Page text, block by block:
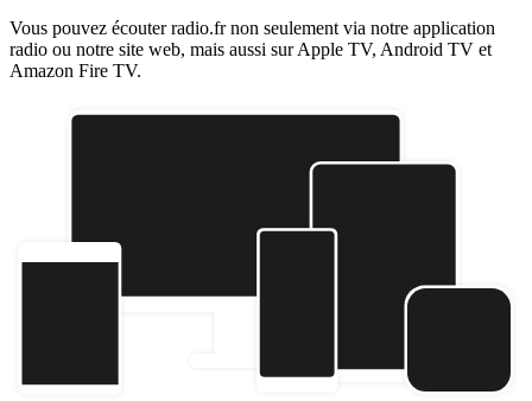
Vous pouvez écouter radio.fr non seulement via notre application
radio ou notre site web, mais aussi sur Apple TV, Android TV et
Amazon Fire TV.